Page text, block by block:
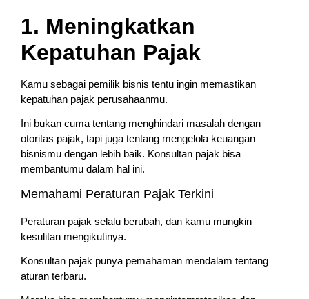
1. Meningkatkan
Kepatuhan Pajak
Kamu sebagai pemilik bisnis tentu ingin memastikan
kepatuhan pajak perusahaanmu.
Ini bukan cuma tentang menghindari masalah dengan
otoritas pajak, tapi juga tentang mengelola keuangan
bisnismu dengan lebih baik. Konsultan pajak bisa
membantumu dalam hal ini.
Memahami Peraturan Pajak Terkini
Peraturan pajak selalu berubah, dan kamu mungkin
kesulitan mengikutinya.
Konsultan pajak punya pemahaman mendalam tentang
aturan terbaru.